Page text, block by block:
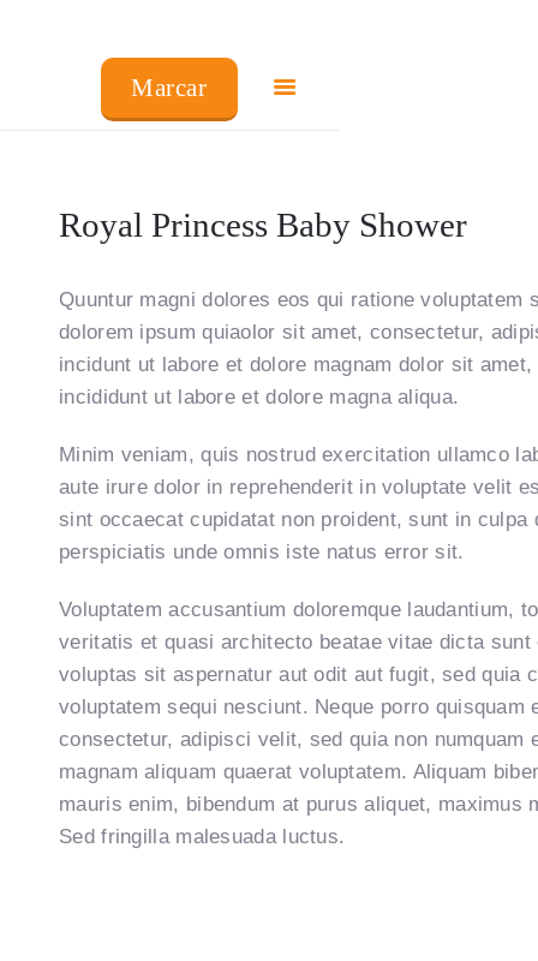
Marcar
COMO FUNCIONA
FRANCHISING
PRODUTOS
CENTROS
Royal Princess Baby Shower
Quuntur magni dolores eos qui ratione
dolorem ipsum quiaolor sit amet, consectetur,
incidunt ut labore et dolore magnam dolor sit
incididunt ut labore et dolore magna aliqua.
Minim veniam, quis nostrud exercitation ullamco
aute irure dolor in reprehenderit in voluptate velit
sint occaecat cupidatat non proident, sunt in
perspiciatis unde omnis iste natus error sit.
Voluptatem accusantium doloremque laudantium,
veritatis et quasi architecto beatae vitae dicta
voluptas sit aspernatur aut odit aut fugit, sed quia
voluptatem sequi nesciunt. Neque porro
consectetur, adipisci velit, sed quia non
magnam aliquam quaerat voluptatem. Aliquam
mauris enim, bibendum at purus aliquet,
Sed fringilla malesuada luctus.